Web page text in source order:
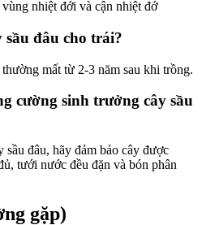
nhiệt đới và cận nhiệt đớ
sầu đâu cho trái?
mất từ 2-3 năm sau khi trồng.
cường sinh trưởng cây sầu
đâu, hãy đảm bảo cây được
tưới nước đều đặn và bón phân
gặp)